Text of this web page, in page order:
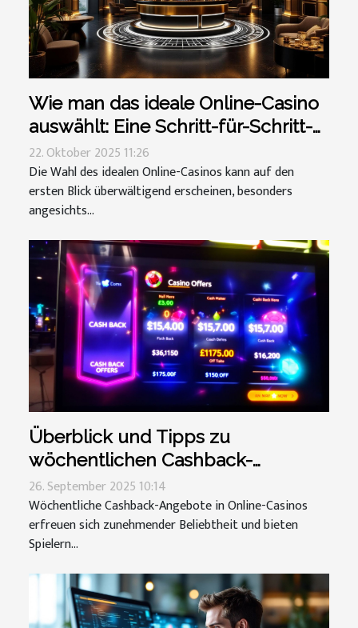
Wie man das ideale Online-Casino
auswählt: Eine Schritt-für-Schritt-
Anleitung
22. Oktober 2025 11:26
Die Wahl des idealen Online-Casinos kann auf den
ersten Blick überwältigend erscheinen, besonders
angesichts...
Überblick und Tipps zu
wöchentlichen Cashback-
Angeboten in Casinos
26. September 2025 10:14
Wöchentliche Cashback-Angebote in Online-Casinos
erfreuen sich zunehmender Beliebtheit und bieten
Spielern...